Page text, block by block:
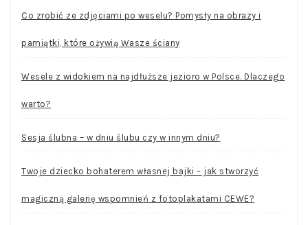
Co zrobić ze zdjęciami po weselu? Pomysły na obrazy i
pamiątki, które ożywią Wasze ściany
Wesele z widokiem na najdłuższe jezioro w Polsce. Dlaczego
warto?
Sesja ślubna – w dniu ślubu czy w innym dniu?
Twoje dziecko bohaterem własnej bajki – jak stworzyć
magiczną galerię wspomnień z fotoplakatami CEWE?